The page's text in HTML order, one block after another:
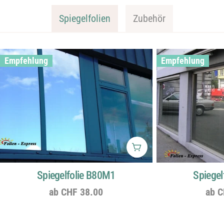
Spiegelfolien Zubehör
Empfehlung
Wählen Sie Optionen
Spiegelfolie B80M1
Regulärer
ab CHF 38.00
Empfehlung
ab